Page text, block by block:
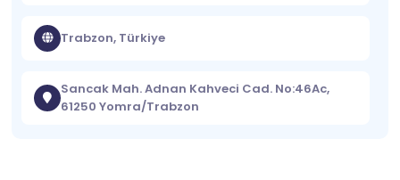
Trabzon, Türkiye
Sancak Mah. Adnan Kahveci Cad. No:46Ac,
61250 Yomra/Trabzon